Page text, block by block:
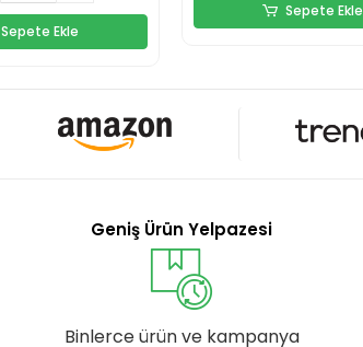
Sepete Ekle
Sepete Ekle
Geniş Ürün Yelpazesi
Binlerce ürün ve kampanya